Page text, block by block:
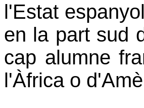
l'Estat
en la part sud
cap alumne
l'Àfrica o